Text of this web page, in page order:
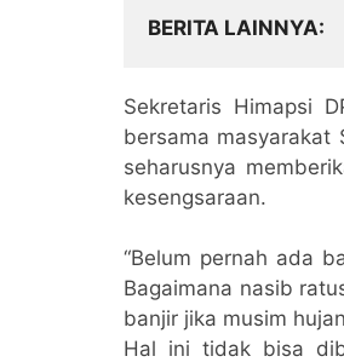
BERITA LAINNYA
Sekretaris Himapsi
bersama masyarakat
seharusnya
kesengsaraan.
“Belum pernah ada
Bagaimana nasib
banjir jika musim
Hal ini tidak bisa